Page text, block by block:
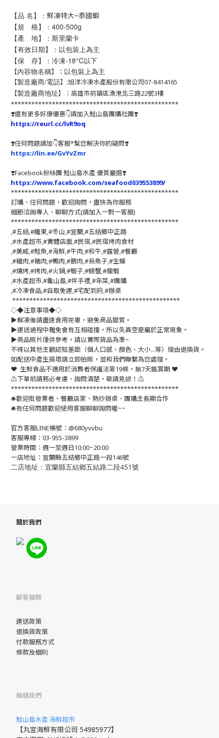
【品 名】： 鮮凍特大~泰國蝦
【規 格】：400-500g
【產 地】：斯里蘭卡
【有效日期】：以包裝上為主
【保 存】：冷凍-18°C以下
【內容物名稱】： 以包裝上為主
【製造廠商/電話】:旭洋冷凍水產股份有限公司07-8414165
【製造廠商地址】：高雄市前鎮區漁港北三路22號3樓
*************************************************
❣️還有更多好康優惠👇請加入鮭山島團購社團❣️
https://reurl.cc/lvR9oq
❣️任何問題請加👇客服*幫您解決你的疑問❣️
https://lin.ee/GvYvZmr
❣️Facebook粉絲團 鮭山島水產 優質嚴選❣️
https://www.facebook.com/seafood039553899/
*************************************************
訂購、任何問題，歡迎詢問，盡快為你服務
細節洽詢專人、聊聊方式(請加入一對一客服)
*************************************************
,#五結,#羅東,#冬山,#宜蘭,#五結鄉中正路
,#水產超市,#實體店面,#民宿,#民宿烤肉食材
,#美威,#鮭魚,#海鮮,#牛肉,#和牛,#露營,#餐廳
,#雞肉,#豬肉,#鴨肉,#鵝肉,#烏魚子,#生蠔
,#燒烤,#烤肉,#火鍋,#蝦子,#螃蟹,#龍蝦
,#水產超市,#龜山島,#伴手禮,#年菜,#團購
,#冷凍食品,#自取免運,#宅配到府,#辦桌
*************************************************
◇◆注意事項◆◇
▶️解凍後請盡速食用完畢，避免商品變質。
▶️運送過程中難免會有互相碰撞，所以失真空是屬於正常現象。
▶️商品照片僅供參考，請以實際貨品為準~
不得以其他主觀認知差距（個人口感、顏色、大小...等）理由退換貨。
如配送中產生損壞請立即拍照，並和我們聯繫為您處理。
❤️ 生鮮食品不適用於消費者保護法第19條，無7天鑑賞期 ❤️
⚠️下單前請務必考慮、詢問清楚，敬請見諒！⚠️
*************************************************
🛎歡迎批發業者、餐廳店家、熱炒辦桌、團購主長期合作
🛎有任何問題歡迎使用客服聊聊詢問喔~~
官方客服LINE帳號：@680yvvbu
客服專線：03-955-3899
營業時間：週一至週日10:00~20:00
一店地址：宜蘭縣五結鄉中正路一段146號
二店地址：宜蘭縣五結鄉五結路二段451號
關於我們
顧客服務
運送政策
退換貨政策
付款服務方式
條款及細則
聯絡我們
鮭山島水產 海鮮超市
【丸宜海鮮有限公司 54985977】